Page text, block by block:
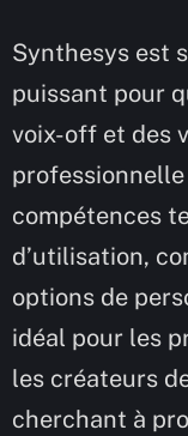
Synthesys est
puissant pour
voix-off et des
compétences
d’utilisation,
options de
idéal pour les
les créateurs
cherchant à